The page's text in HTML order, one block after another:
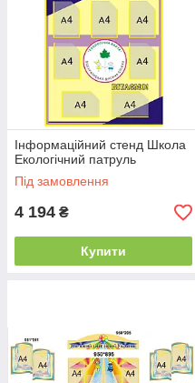
Інформаційний стенд Школа
Екологічний патруль
Під замовлення
4 194 ₴
Купити